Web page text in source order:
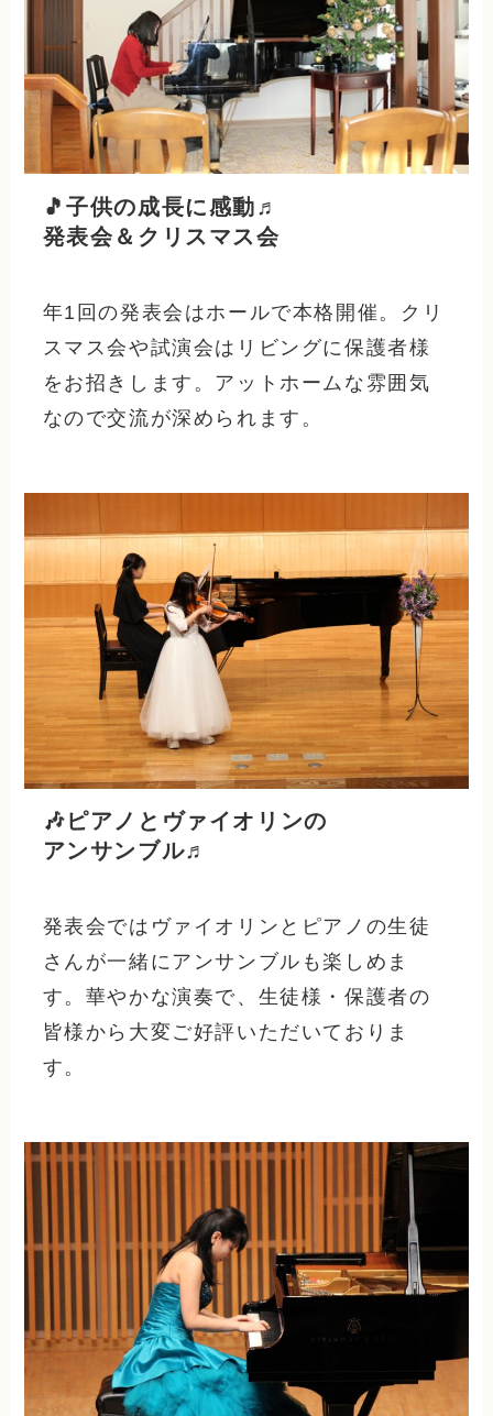
🎵子供の成長に感動♬
発表会＆クリスマス会
年1回の発表会はホールで本格開催。クリ
スマス会や試演会はリビングに保護者様
をお招きします。アットホームな雰囲気
なので交流が深められます。
🎶ピアノとヴァイオリンの
アンサンブル♬
発表会ではヴァイオリンとピアノの生徒
さんが一緒にアンサンブルも楽しめま
す。華やかな演奏で、生徒様・保護者の
皆様から大変ご好評いただいておりま
す。